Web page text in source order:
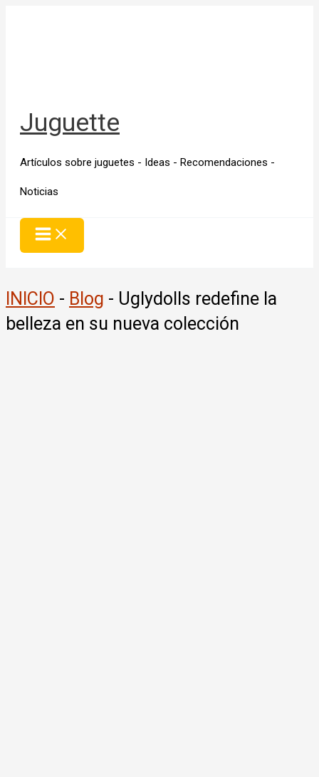
Juguette
Artículos sobre juguetes - Ideas - Recomendaciones -
Noticias
INICIO - Blog - Uglydolls redefine la
belleza en su nueva colección